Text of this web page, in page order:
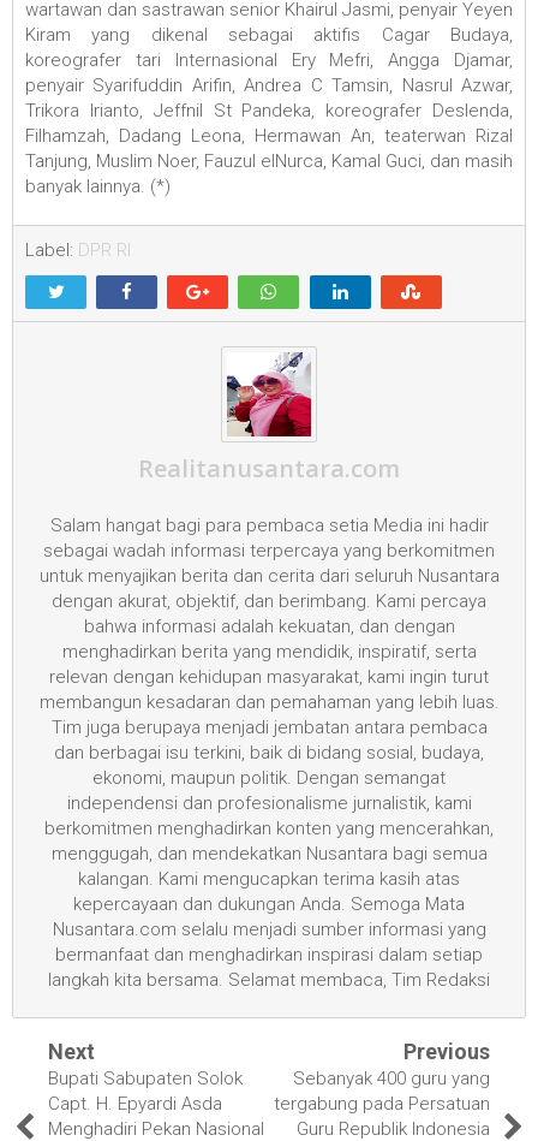
wartawan dan sastrawan senior Khairul Jasmi, penyair Yeyen
Kiram yang dikenal sebagai aktifis Cagar Budaya,
koreografer tari Internasional Ery Mefri, Angga Djamar,
penyair Syarifuddin Arifin, Andrea C Tamsin, Nasrul Azwar,
Trikora Irianto, Jeffnil St Pandeka, koreografer Deslenda,
Filhamzah, Dadang Leona, Hermawan An, teaterwan Rizal
Tanjung, Muslim Noer, Fauzul elNurca, Kamal Guci, dan masih
banyak lainnya. (*)
Label: DPR RI
Realitanusantara.com
Salam hangat bagi para pembaca setia Media ini hadir
sebagai wadah informasi terpercaya yang berkomitmen
untuk menyajikan berita dan cerita dari seluruh Nusantara
dengan akurat, objektif, dan berimbang. Kami percaya
bahwa informasi adalah kekuatan, dan dengan
menghadirkan berita yang mendidik, inspiratif, serta
relevan dengan kehidupan masyarakat, kami ingin turut
membangun kesadaran dan pemahaman yang lebih luas.
Tim juga berupaya menjadi jembatan antara pembaca
dan berbagai isu terkini, baik di bidang sosial, budaya,
ekonomi, maupun politik. Dengan semangat
independensi dan profesionalisme jurnalistik, kami
berkomitmen menghadirkan konten yang mencerahkan,
menggugah, dan mendekatkan Nusantara bagi semua
kalangan. Kami mengucapkan terima kasih atas
kepercayaan dan dukungan Anda. Semoga Mata
Nusantara.com selalu menjadi sumber informasi yang
bermanfaat dan menghadirkan inspirasi dalam setiap
langkah kita bersama. Selamat membaca, Tim Redaksi
Next
Bupati Sabupaten Solok
Capt. H. Epyardi Asda
Menghadiri Pekan Nasional
Previous
Sebanyak 400 guru yang
tergabung pada Persatuan
Guru Republik Indonesia